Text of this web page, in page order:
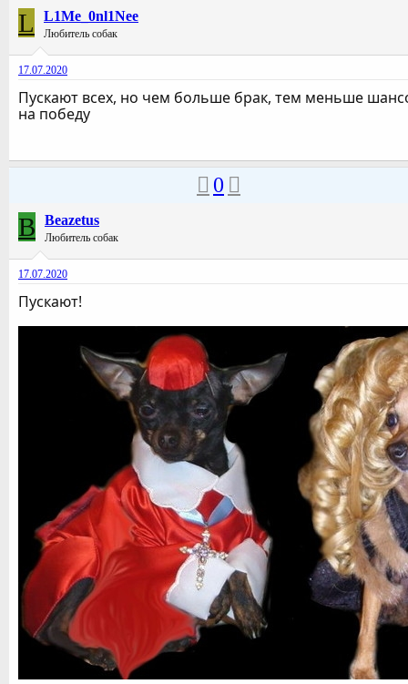
L L1Me_0nl1Nee
Любитель собак
17.07.2020
Пускают всех, но чем больше брак, тем меньше
на победу
0
B Beazetus
Любитель собак
17.07.2020
Пускают!